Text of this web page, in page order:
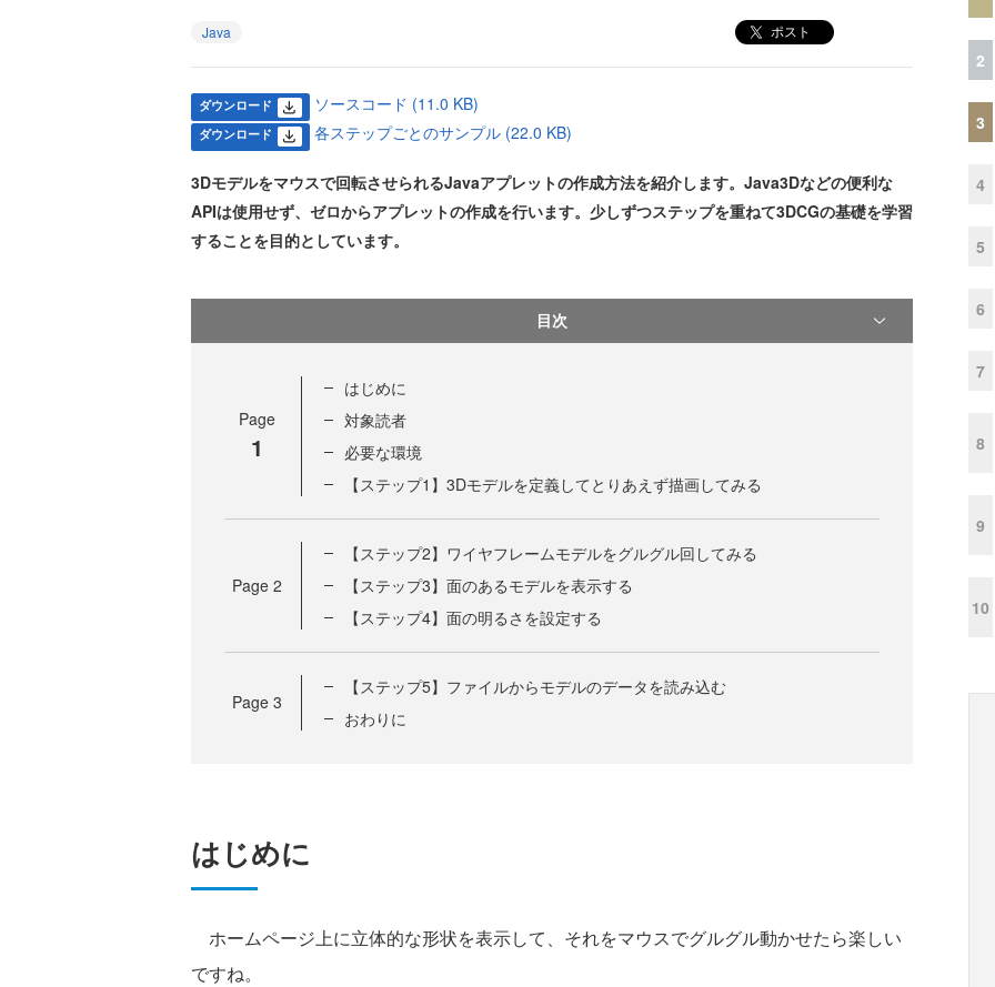
Java ポスト
ダウンロード ソースコード (11.0 KB)
ダウンロード 各ステップごとのサンプル (22.0 KB)
3Dモデルをマウスで回転させられるJavaアプレットの作成方法を紹介します。Java3Dなどの便利な
APIは使用せず、ゼロからアプレットの作成を行います。少しずつステップを重ねて3DCGの基礎を学習
することを目的としています。
目次
Page
1
はじめに
対象読者
必要な環境
【ステップ1】3Dモデルを定義してとりあえず描画してみる
Page 2
【ステップ2】ワイヤフレームモデルをグルグル回してみる
【ステップ3】面のあるモデルを表示する
【ステップ4】面の明るさを設定する
Page 3
【ステップ5】ファイルからモデルのデータを読み込む
おわりに
はじめに
ホームページ上に立体的な形状を表示して、それをマウスでグルグル動かせたら楽しい
ですね。
2
3
4
5
6
7
8
9
10